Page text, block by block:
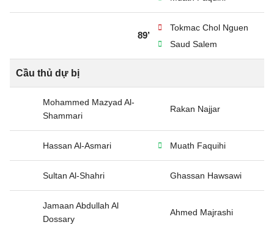
89’
Tokmac Chol Nguen
Saud Salem
Cầu thủ dự bị
Mohammed Mazyad Al-
Shammari
Rakan Najjar
Hassan Al-Asmari Muath Faquihi
Sultan Al-Shahri Ghassan Hawsawi
Jamaan Abdullah Al
Dossary
Ahmed Majrashi